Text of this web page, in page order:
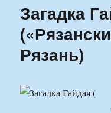
Загадка
Рязань)